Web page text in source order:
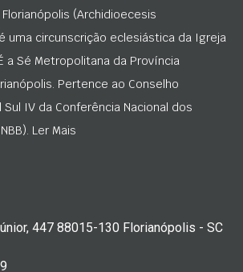
(Archidioecesis
uma circunscrição eclesiástica da Igreja
a Sé Metropolitana da Província
Pertence ao Conselho
Sul IV da Conferência Nacional dos
Ler Mais
447 88015-130 Florianópolis - SC